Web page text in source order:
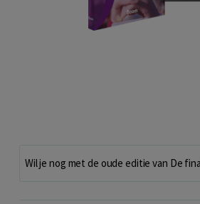
Wil je nog met de oude editie van De